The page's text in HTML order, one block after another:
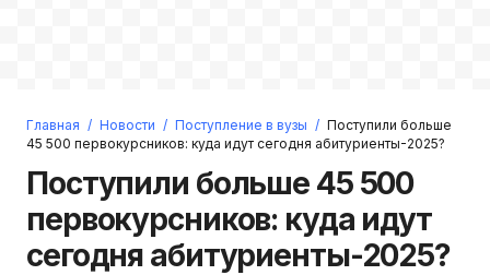
Войти
Регистрация
Прислать пароль
Главная / Новости / Поступление в вузы / Поступили больше
45 500 первокурсников: куда идут сегодня абитуриенты-2025?
Поступили больше 45 500
первокурсников: куда идут
сегодня абитуриенты-2025?